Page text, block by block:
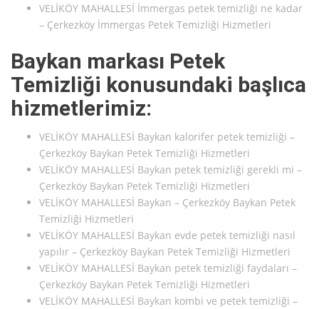
VELİKÖY MAHALLESİ İmmergas petek temizliği ne kadar
– Çerkezköy İmmergas Petek Temizliği Hizmetleri
Baykan markası Petek
Temizliği konusundaki başlıca
hizmetlerimiz:
VELİKÖY MAHALLESİ Baykan kalorifer petek temizliği –
Çerkezköy Baykan Petek Temizliği Hizmetleri
VELİKÖY MAHALLESİ Baykan petek temizliği gerekli mi –
Çerkezköy Baykan Petek Temizliği Hizmetleri
VELİKÖY MAHALLESİ Baykan – Çerkezköy Baykan Petek
Temizliği Hizmetleri
VELİKÖY MAHALLESİ Baykan evde petek temizliği nasıl
yapılır – Çerkezköy Baykan Petek Temizliği Hizmetleri
VELİKÖY MAHALLESİ Baykan petek temizliği faydaları –
Çerkezköy Baykan Petek Temizliği Hizmetleri
VELİKÖY MAHALLESİ Baykan kombi ve petek temizliği –